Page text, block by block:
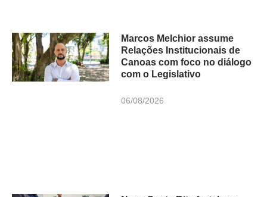
Marcos Melchior assume
Relações Institucionais de
Canoas com foco no diálogo
com o Legislativo
06/08/2026